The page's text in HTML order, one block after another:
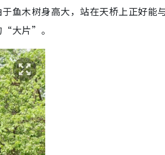
鱼木树身高大，站在天桥上正好能
“大片”。